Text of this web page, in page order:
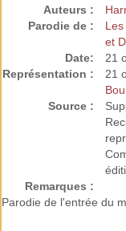
Auteurs :
Parodie de :
et
Date:
21
Représentation :
21
Source :
Remarques :
Parodie de l'entrée du